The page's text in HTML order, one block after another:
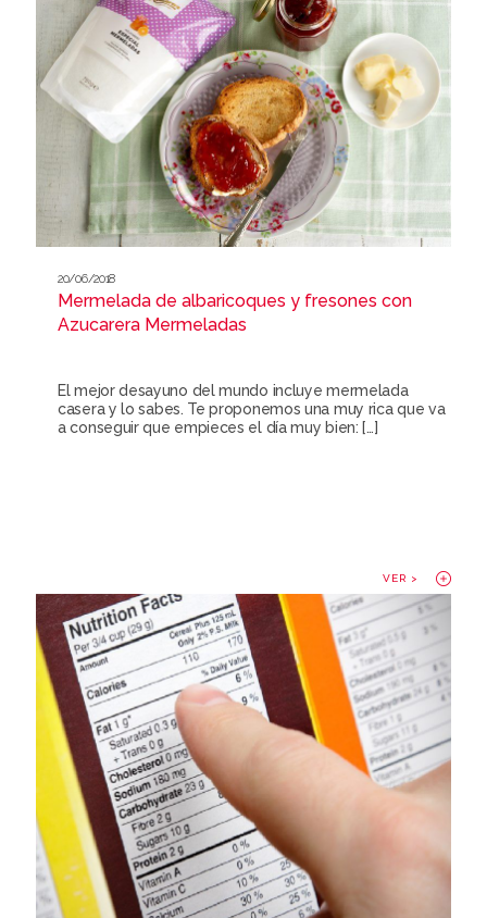
20/06/2018
Mermelada de albaricoques y fresones con
Azucarera Mermeladas
El mejor desayuno del mundo incluye mermelada
casera y lo sabes. Te proponemos una muy rica que va
a conseguir que empieces el día muy bien: […]
VER >